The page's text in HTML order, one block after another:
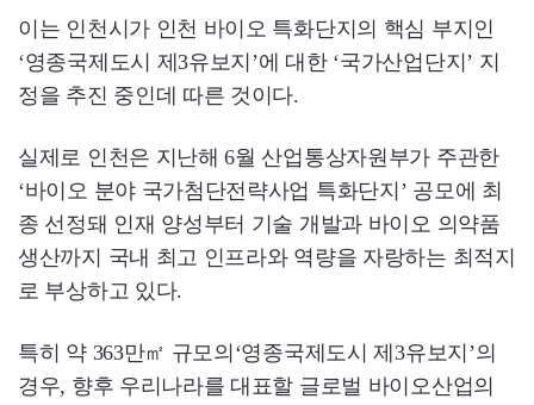
이는 인천시가 인천 바이오 특화단지의 핵심 부지인
‘영종국제도시 제3유보지’에 대한 ‘국가산업단지’ 지
정을 추진 중인데 따른 것이다.
실제로 인천은 지난해 6월 산업통상자원부가 주관한
‘바이오 분야 국가첨단전략사업 특화단지’ 공모에 최
종 선정돼 인재 양성부터 기술 개발과 바이오 의약품
생산까지 국내 최고 인프라와 역량을 자랑하는 최적지
로 부상하고 있다.
특히 약 363만㎡ 규모의‘영종국제도시 제3유보지’의
경우, 향후 우리나라를 대표할 글로벌 바이오산업의